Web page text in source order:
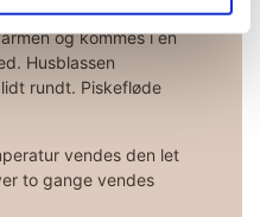
og kommes i en
Husblassen
rundt. Piskefløde
vendes den let
to gange vendes